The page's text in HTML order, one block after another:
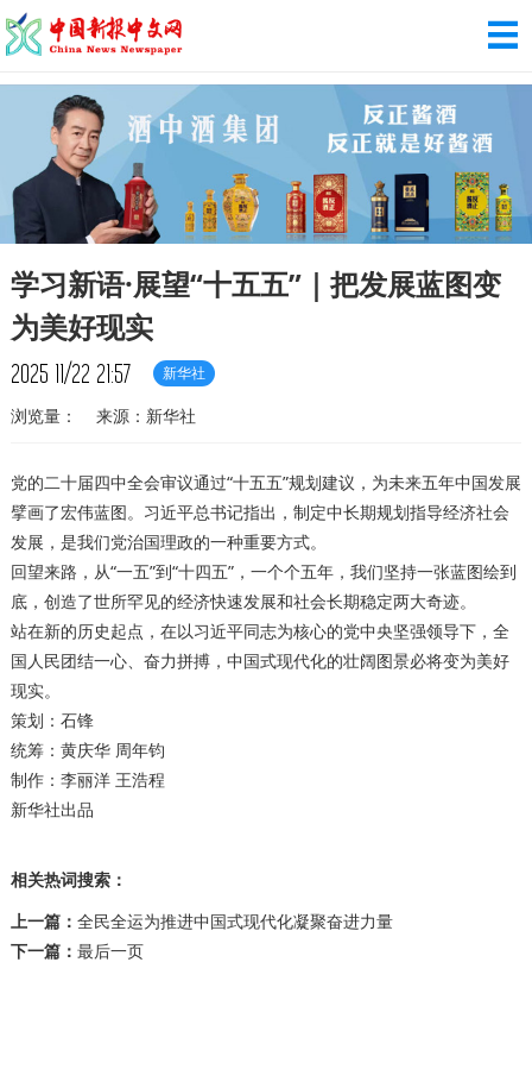
学习新语·展望“十五五”｜把发展蓝图变
为美好现实
2025 11/22 21:57 新华社
浏览量： 来源：新华社
党的二十届四中全会审议通过“十五五”规划建议，为未来五年中国发展
擘画了宏伟蓝图。习近平总书记指出，制定中长期规划指导经济社会
发展，是我们党治国理政的一种重要方式。
回望来路，从“一五”到“十四五”，一个个五年，我们坚持一张蓝图绘到
底，创造了世所罕见的经济快速发展和社会长期稳定两大奇迹。
站在新的历史起点，在以习近平同志为核心的党中央坚强领导下，全
国人民团结一心、奋力拼搏，中国式现代化的壮阔图景必将变为美好
现实。
策划：石锋
统筹：黄庆华 周年钧
制作：李丽洋 王浩程
新华社出品
相关热词搜索：
上一篇： 全民全运为推进中国式现代化凝聚奋进力量
下一篇： 最后一页